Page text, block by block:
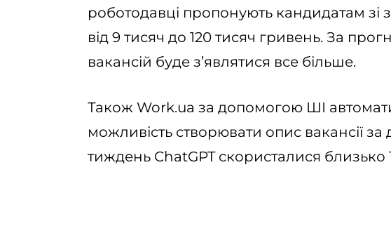
роботодавці пропонують кандидатам зі
від 9 тисяч до 120 тисяч гривень. За
вакансій буде з’являтися все більше.
Також Work.ua за допомогою ШІ
можливість створювати опис вакансії
тиждень ChatGPT скористалися близько